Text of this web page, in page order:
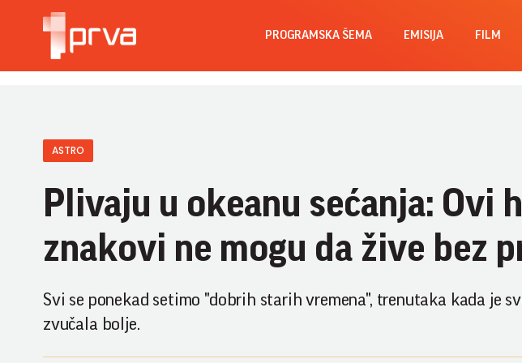
PROGRAMSKA ŠEMA EMISIJA FILM
ASTRO
Plivaju u okeanu sećanja: Ovi
znakovi ne mogu da žive bez
Svi se ponekad setimo "dobrih starih vremena", trenutaka kada je
zvučala bolje.